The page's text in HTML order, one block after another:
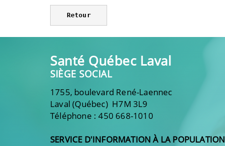
Retour
Santé Québec Laval
SIÈGE SOCIAL
1755, boulevard René-Laennec
Laval (Québec) H7M 3L9
Téléphone : 450 668-1010
SERVICE D'INFORMATION À LA POPULATION